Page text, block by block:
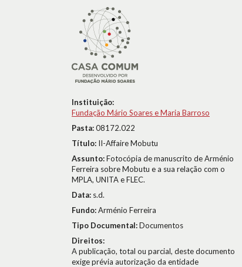
Instituição:
Fundação Mário Soares e Maria Barroso
Pasta:08172.022
Título: II-Affaire Mobutu
Assunto:Fotocópia de manuscrito de Arménio
Ferreira sobre Mobutu e a sua relação com o
MPLA, UNITA e FLEC.
Data: s.d.
Fundo:Arménio Ferreira
Tipo Documental:Documentos
Direitos:
A publicação, total ou parcial, deste documento
exige prévia autorização da entidade